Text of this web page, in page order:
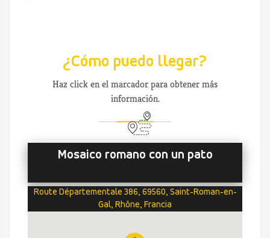
¿Cómo puedo llegar?
Haz click en el marcador para obtener más
información.
Mosaico romano con un pato
Route Départementale 386, 69560, Saint-Roman-en-
Gal, Rhône, Francia